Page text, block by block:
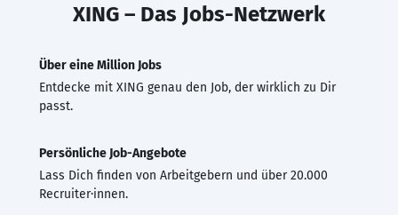
XING – Das Jobs-Netzwerk
Über eine Million Jobs
Entdecke mit XING genau den Job, der wirklich zu Dir
passt.
Persönliche Job-Angebote
Lass Dich finden von Arbeitgebern und über 20.000
Recruiter·innen.